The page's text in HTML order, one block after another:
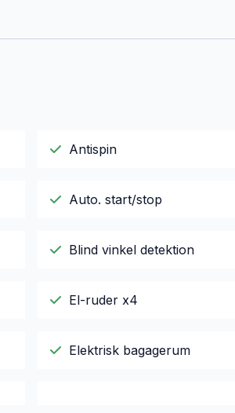
Antispin
Auto. start/stop
Blind vinkel detektion
El-ruder x4
Elektrisk bagagerum